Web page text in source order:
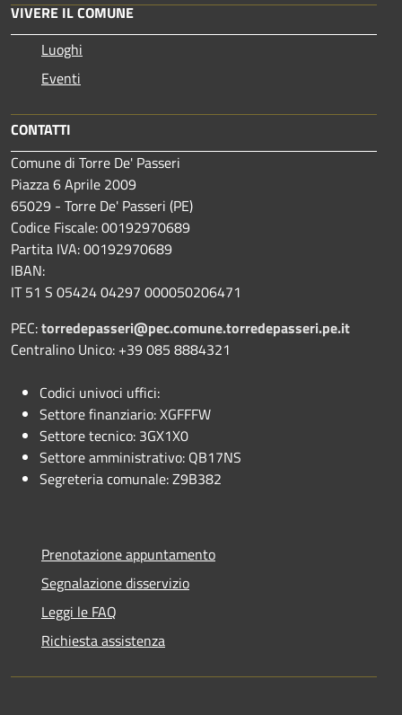
VIVERE IL COMUNE
Luoghi
Eventi
CONTATTI
Comune di Torre De' Passeri
Piazza 6 Aprile 2009
65029 - Torre De' Passeri (PE)
Codice Fiscale: 00192970689
Partita IVA: 00192970689
IBAN:
IT 51 S 05424 04297 000050206471
PEC:torredepasseri@pec.comune.torredepasseri.pe.it
Centralino Unico: +39 085 8884321
Codici univoci uffici:
Settore finanziario: XGFFFW
Settore tecnico: 3GX1X0
Settore amministrativo: QB17NS
Segreteria comunale: Z9B382
Prenotazione appuntamento
Segnalazione disservizio
Leggi le FAQ
Richiesta assistenza